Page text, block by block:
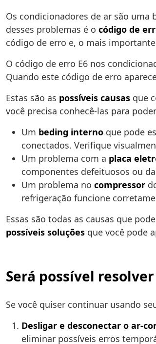
Os condicionadores de ar são uma
desses problemas é o código de
código de erro e, o mais
O código de erro E6 nos
Quando este código de erro
Estas são as possíveis causas que
você precisa conhecê-las para
Um beding interno que pode
conectados. Verifique
Um problema com a placa
componentes defeituosos ou
Um problema no compressor
refrigeração funcione
Essas são todas as causas que
possíveis soluções que você pode
Será possível
Se você quiser continuar usando
Desligar e desconectar o ar-
eliminar possíveis erros